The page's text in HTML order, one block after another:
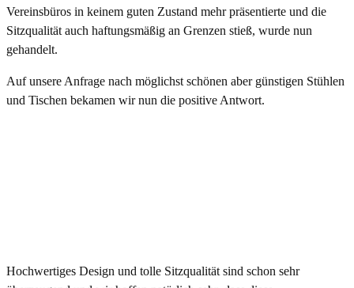
Vereinsbüros in keinem guten Zustand mehr präsentierte und die
Sitzqualität auch haftungsmäßig an Grenzen stieß, wurde nun
gehandelt.
Auf unsere Anfrage nach möglichst schönen aber günstigen Stühlen
und Tischen bekamen wir nun die positive Antwort.
Hochwertiges Design und tolle Sitzqualität sind schon sehr